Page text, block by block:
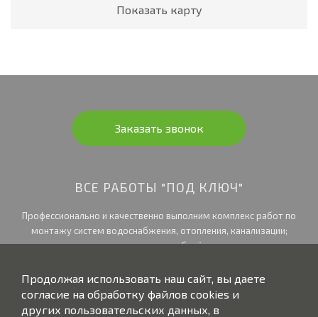
Показать карту
Заказать звонок
ВСЕ РАБОТЫ "ПОД КЛЮЧ"
Профессионально и качественно выполним комплекс работ по
монтажу систем водоснабжения, отопления, канализации;
произведем разводку электрики; подберём и установим систему
Обработка персональных данных
Продолжая использовать наш сайт, вы даете
согласие на обработку файлов cookies и
других пользовательских данных, в